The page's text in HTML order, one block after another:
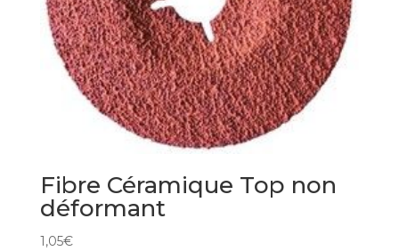
Fibre Céramique Top non
déformant
1,05€